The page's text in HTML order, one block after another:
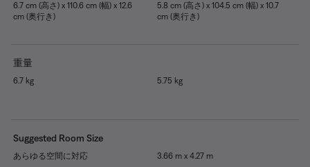
6.7 cm (高さ) x 110.6 cm (幅) x 12.6
cm (奥行き)
重量
6.7 kg
Suggested Room Size
あらゆる空間に対応
5.8 cm (高さ) x 104.5 cm (幅) x 10.7
cm (奥行き)
5.75 kg
3.66 m x 4.27 m